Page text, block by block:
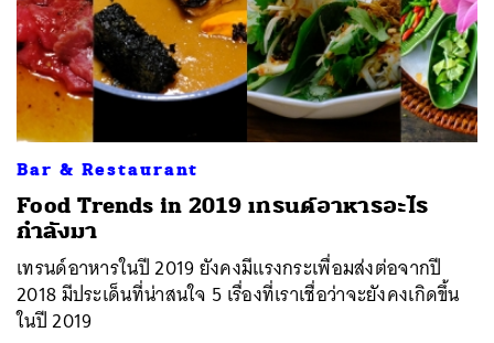
Bar & Restaurant
Food Trends in 2019 เทรนด์อาหารอะไร
กำลังมา
เทรนด์อาหารในปี 2019 ยังคงมีแรงกระเพื่อมส่งต่อจากปี
2018 มีประเด็นที่น่าสนใจ 5 เรื่องที่เราเชื่อว่าจะยังคงเกิดขึ้น
ในปี 2019